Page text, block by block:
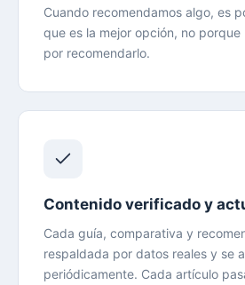
Cuando recomendamos algo, es
que es la mejor opción, no porque
por recomendarlo.
Contenido verificado y
Cada guía, comparativa y
respaldada por datos reales y se
periódicamente. Cada artículo